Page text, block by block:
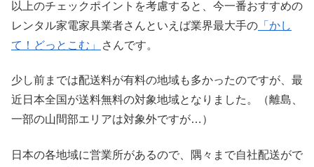
以上のチェックポイントを考慮すると、今一番おすすめの
レンタル家電家具業者さんといえば業界最大手の 「かし
て！どっとこむ」
さんです。
少し前までは配送料が有料の地域も多かったのですが、最
近日本全国が送料無料の対象地域となりました。（離島、
一部の山間部エリアは対象外ですが…）
日本の各地域に営業所があるので、隅々まで自社配送がで